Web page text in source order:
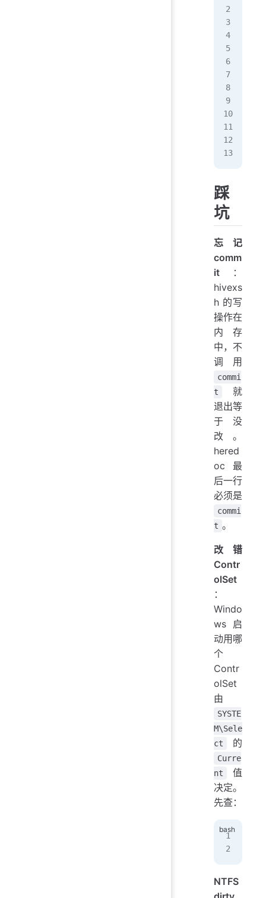
踩
坑
忘记
comm
it ：
hivexs
h 的写
操作在
内存
中，不
调用
commi
t
就
退出等
于没
改。
hered
oc 最
后一行
必须是
commi
t 。
改错
Contr
olSet
：
Windo
ws 启
动用哪
个
Contr
olSet
由
SYSTE
M\Sele
ct
的
Curre
nt
值
决定。
先查：
NTFS